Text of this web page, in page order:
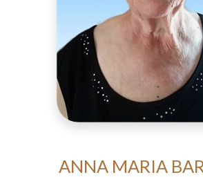
ANNA MARIA